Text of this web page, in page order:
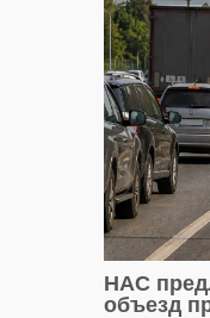
НАС
объезд